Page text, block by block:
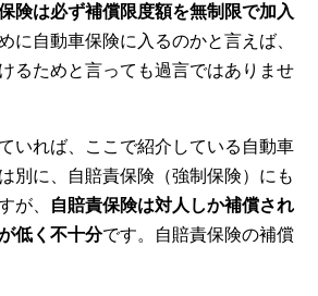
険は必ず補償限度額を無制限で加入
に自動車保険に入るのかと言えば、
るためと言っても過言ではありませ
いれば、ここで紹介している自動車
別に、自賠責保険（強制保険）にも
が、
自賠責保険は対人しか補償され
低く不十分です。自賠責保険の補償